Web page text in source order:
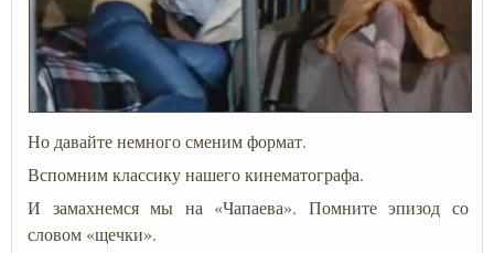
Но давайте немного сменим формат.
Вспомним классику нашего кинематографа.
И замахнемся мы на «Чапаева». Помните эпизод со
словом «щечки».